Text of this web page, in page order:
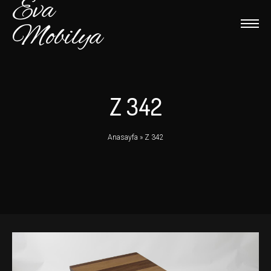
Eva
Mobilya
Z 342
Anasayfa » Z 342